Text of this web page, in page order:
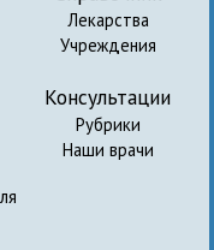
Лекарства
Учреждения
Консультации
Рубрики
Наши врачи